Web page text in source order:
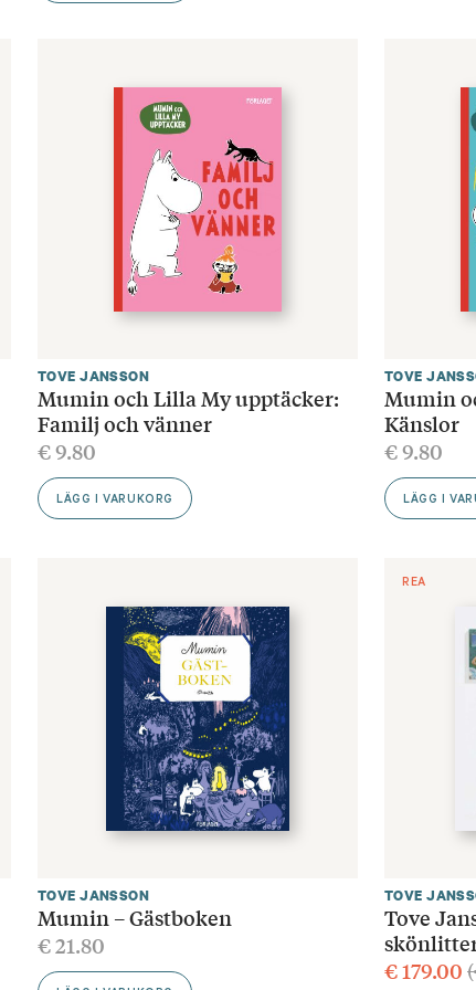
TOVE JANSSON
Mumin och Lilla My upptäcker:
Familj och vänner
€9.80
LÄGG I VARUKORG
TOVE
Mumin
Känslor
€9.80
LÄGG I
TOVE JANSSON
Mumin – Gästboken
€21.80
REA
TOVE
Tove
€179.00(